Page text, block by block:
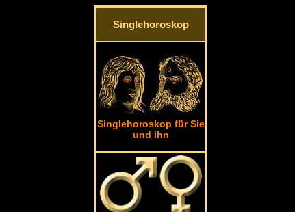
Singlehoroskop
Singlehoroskop für Sie
und ihn